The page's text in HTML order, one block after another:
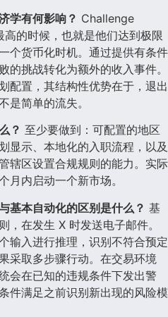
学有何影响？ Challenge
的时候，也就是他们达到极限
个货币化时机。通过提供有条件
的挑战转化为额外的收入事件。
配置，其结构性优势在于，退出
是简单的流失。
？ 至少要做到：可配置的地区
显示、本地化的入职流程，以及
辖区设置合规规则的能力。实际
月内启动一个新市场。
基本自动化的区别是什么？ 基
，在发生 X 时发送电子邮件。
输入进行推理，识别不符合预定
采取多步骤行动。在交易环境
会在已知的违规条件下发出警
件满足之前识别新出现的风险模